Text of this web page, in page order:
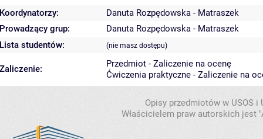
Koordynatorzy:
Danuta Rozpędowska - Matraszek
Prowadzący grup:
Danuta Rozpędowska - Matraszek
Lista studentów:
(nie masz dostępu)
Zaliczenie:
Przedmiot - Zaliczenie na ocenę
Ćwiczenia praktyczne - Zaliczenie na
Opisy przedmiotów w USOS
Właścicielem praw autorskich jest